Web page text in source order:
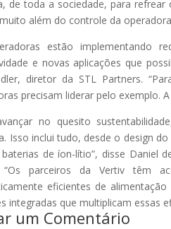
de toda a sociedade, para
além do controle da
estão implementando
e novas aplicações que
diretor da STL Partners.
precisam liderar pelo exemplo.
no quesito
Isso inclui tudo, desde o design
de íon-lítio”, disse Daniel
“Os parceiros da Vertiv têm
eficientes de
integradas que multiplicam essas
um Comentário